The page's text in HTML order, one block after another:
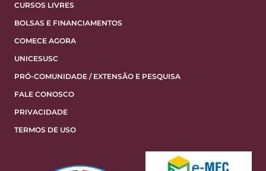
CURSOS LIVRES
BOLSAS E FINANCIAMENTOS
COMECE AGORA
UNICESUSC
PRÓ-COMUNIDADE / EXTENSÃO E PESQUISA
FALE CONOSCO
PRIVACIDADE
TERMOS DE USO